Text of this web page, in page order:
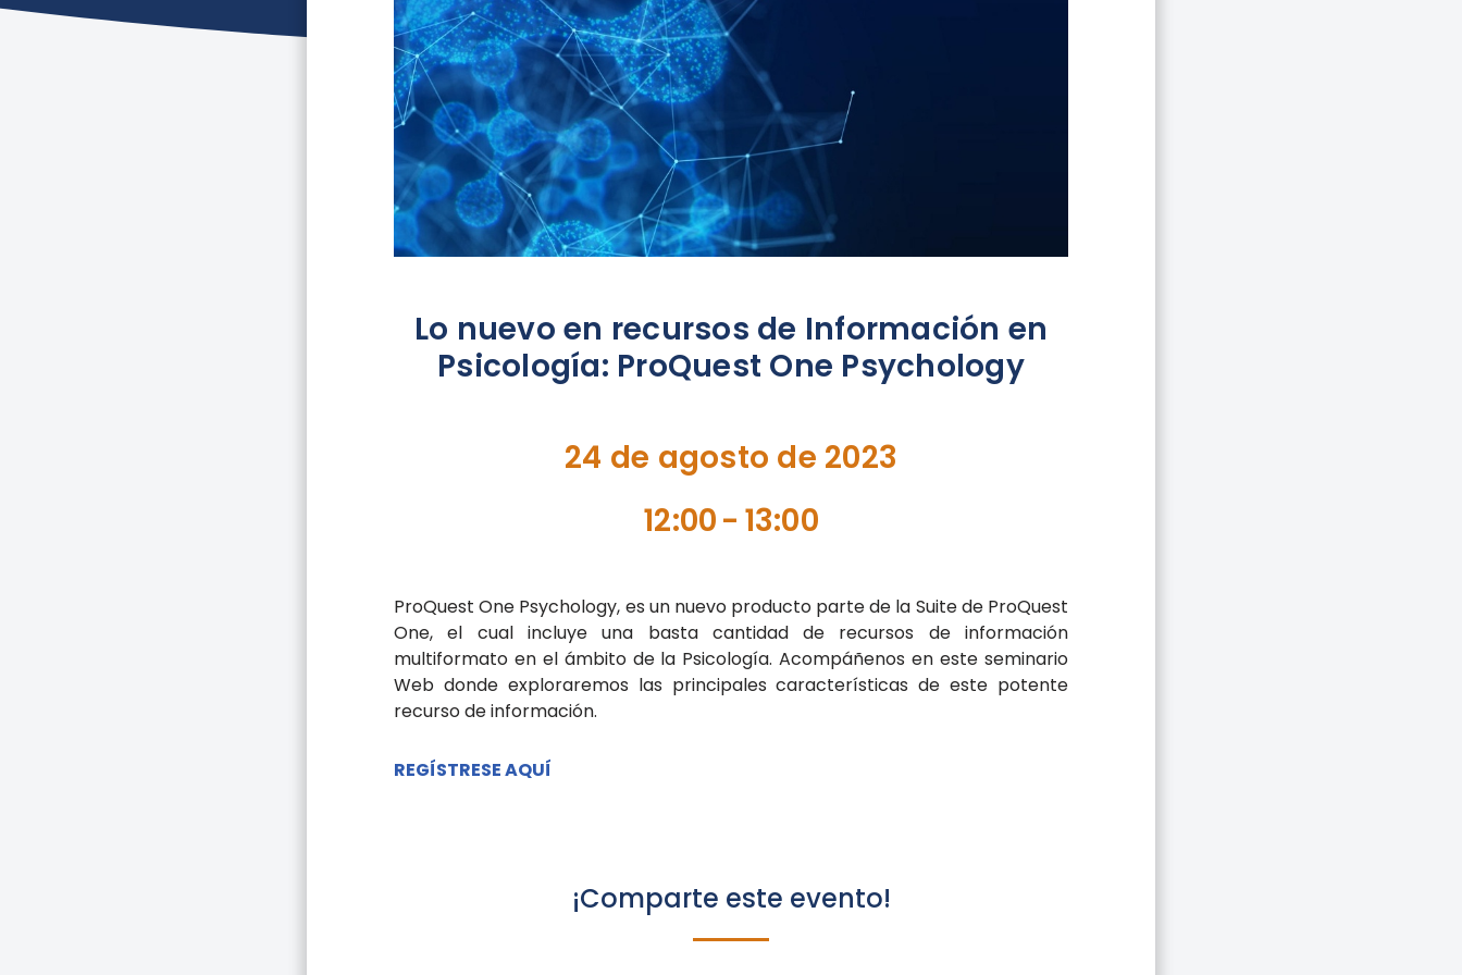
Lo nuevo en recursos de Información en
Psicología: ProQuest One Psychology
24 de agosto de 2023
12:00- 13:00
ProQuest One Psychology, es un nuevo producto parte de la Suite de ProQuest
One, el cual incluye una basta cantidad de recursos de información
multiformato en el ámbito de la Psicología. Acompáñenos en este seminario
Web donde exploraremos las principales características de este potente
recurso de información.
REGÍSTRESE AQUÍ
¡Comparte este evento!